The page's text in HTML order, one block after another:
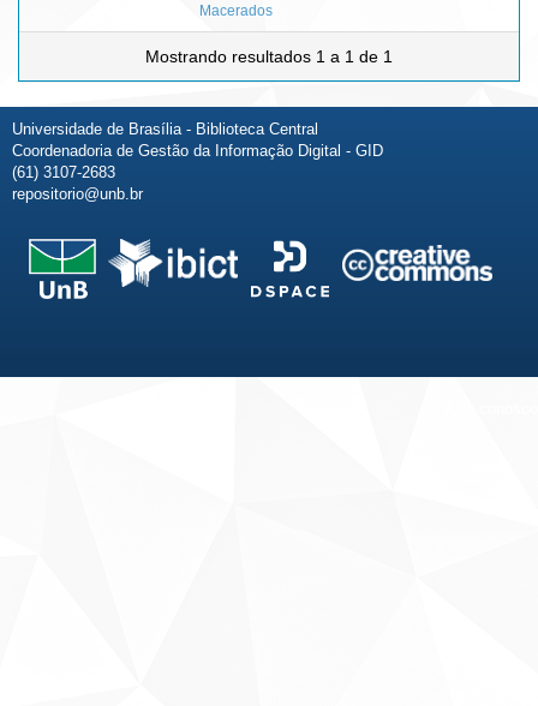
Macerados
Mostrando resultados 1 a 1 de 1
Universidade de Brasília - Biblioteca Central
Coordenadoria de Gestão da Informação Digital - GID
(61) 3107-2683
repositorio@unb.br